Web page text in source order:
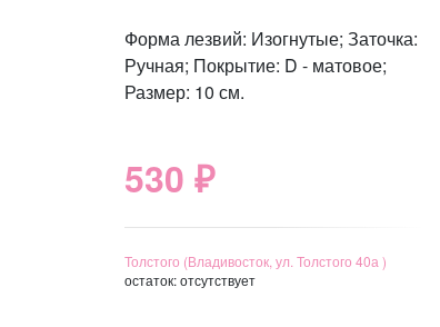
Форма лезвий: Изогнутые; Заточка:
Ручная; Покрытие: D - матовое;
Размер: 10 см.
530 ₽
Толстого (Владивосток, ул. Толстого 40а )
остаток:отсутствует